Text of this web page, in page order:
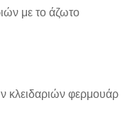
με το άζωτο
κλειδαριών φερμουάρ